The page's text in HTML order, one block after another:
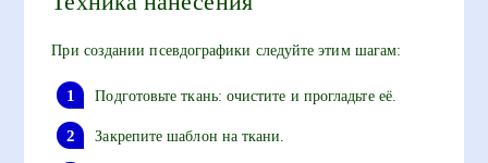
При создании псевдографики следуйте этим шагам:
Подготовьте ткань: очистите и прогладьте её.
Закрепите шаблон на ткани.